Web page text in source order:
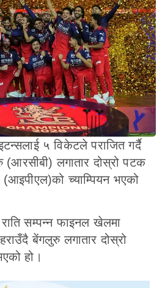
५ विकेटले पराजित गर्दै
(आरसीबी) लगातार दोस्रो पटक
(आइपीएल)को च्याम्पियन भएको
सम्पन्न फाइनल खेलमा
बेंगलुरु लगातार दोस्रो
हो।